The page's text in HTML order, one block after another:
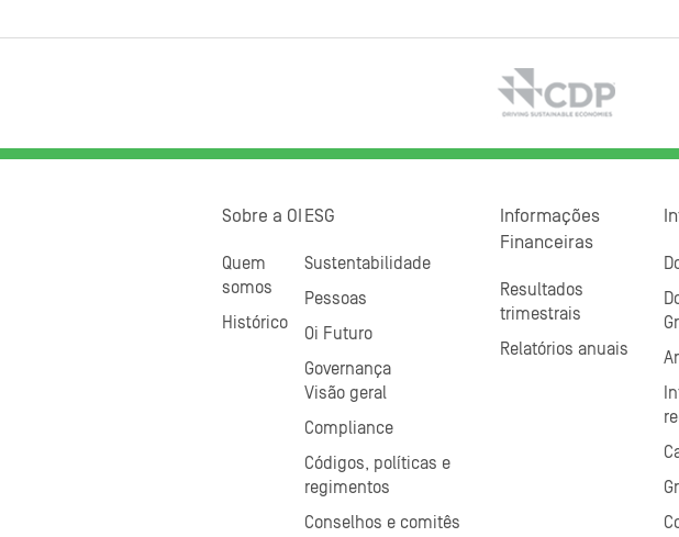
Sobre a OI
Quem
somos
Histórico
ESG
Sustentabilidade
Pessoas
Oi Futuro
Governança
Visão geral
Compliance
Códigos, políticas e
regimentos
Conselhos e comitês
Informações
Financeiras
Resultados
trimestrais
Relatórios anuais